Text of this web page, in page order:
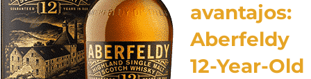
avantajos:
Aberfeldy
12-Year-Old